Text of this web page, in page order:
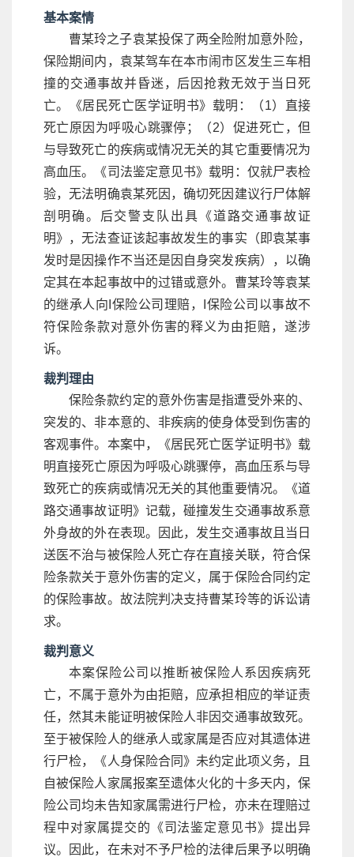
基本案情
曹某玲之子袁某投保了两全险附加意外险，
保险期间内，袁某驾车在本市闹市区发生三车相
撞的交通事故并昏迷，后因抢救无效于当日死
亡。《居民死亡医学证明书》载明：（1）直接
死亡原因为呼吸心跳骤停；（2）促进死亡，但
与导致死亡的疾病或情况无关的其它重要情况为
高血压。《司法鉴定意见书》载明：仅就尸表检
验，无法明确袁某死因，确切死因建议行尸体解
剖明确。后交警支队出具《道路交通事故证
明》，无法查证该起事故发生的事实（即袁某事
发时是因操作不当还是因自身突发疾病），以确
定其在本起事故中的过错或意外。曹某玲等袁某
的继承人向I保险公司理赔，I保险公司以事故不
符保险条款对意外伤害的释义为由拒赔，遂涉
诉。
裁判理由
保险条款约定的意外伤害是指遭受外来的、
突发的、非本意的、非疾病的使身体受到伤害的
客观事件。本案中，《居民死亡医学证明书》载
明直接死亡原因为呼吸心跳骤停，高血压系与导
致死亡的疾病或情况无关的其他重要情况。《道
路交通事故证明》记载，碰撞发生交通事故系意
外身故的外在表现。因此，发生交通事故且当日
送医不治与被保险人死亡存在直接关联，符合保
险条款关于意外伤害的定义，属于保险合同约定
的保险事故。故法院判决支持曹某玲等的诉讼请
求。
裁判意义
本案保险公司以推断被保险人系因疾病死
亡，不属于意外为由拒赔，应承担相应的举证责
任，然其未能证明被保险人非因交通事故致死。
至于被保险人的继承人或家属是否应对其遗体进
行尸检，《人身保险合同》未约定此项义务，且
自被保险人家属报案至遗体火化的十多天内，保
险公司均未告知家属需进行尸检，亦未在理赔过
程中对家属提交的《司法鉴定意见书》提出异
议。因此，在未对不予尸检的法律后果予以明确